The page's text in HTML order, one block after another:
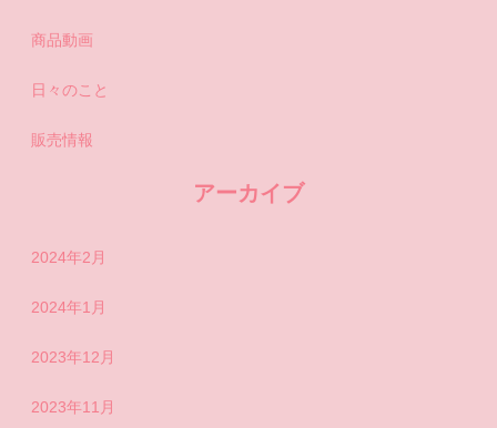
商品動画
日々のこと
販売情報
アーカイブ
2024年2月
2024年1月
2023年12月
2023年11月